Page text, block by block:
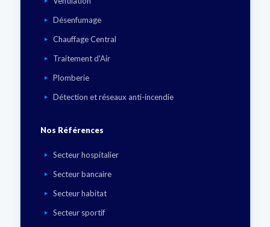
Désenfumage
Chauffage Central
Traitement d'Air
Plomberie
Détection et réseaux anti-incendie
Nos Références
Secteur hospitalier
Secteur bancaire
Secteur habitat
Secteur sportif